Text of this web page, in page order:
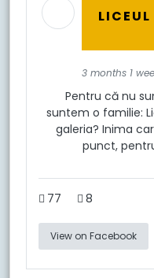
3 months 1
Pentru că nu
suntem o familie:
galeria? Inima
punct,
77 8
View on Facebook